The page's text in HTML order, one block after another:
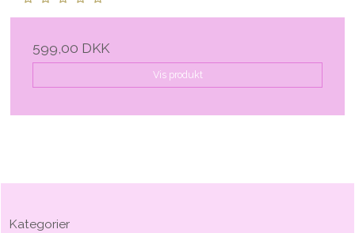
599,00 DKK
Vis produkt
Kategorier